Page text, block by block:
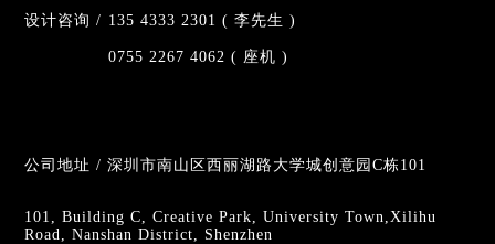
设计咨询 / 135 4333 2301 ( 李先生 )
0755 2267 4062 ( 座机 )
公司地址 / 深圳市南山区西丽湖路大学城创意园C栋101
101, Building C, Creative Park, University Town,Xilihu
Road, Nanshan District, Shenzhen